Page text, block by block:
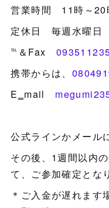
営業時間 11時～20
定休日 毎週水曜日
℡＆Fax
携帯からは、
E‗mail
公式ラインかメール
その後、1週間以内
て、ご参加確定とな
＊ご入金が遅れます